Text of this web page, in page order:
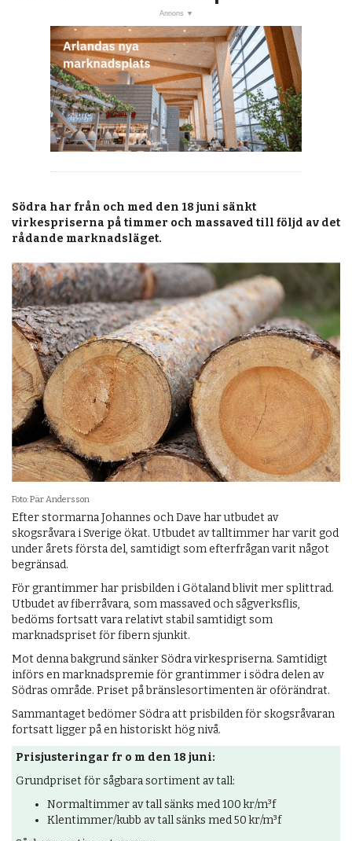
MARKNAD
PRENUMERERA
ANNONSERA
OM OSS
BUTIK
Södra har från och med den 18 juni sänkt
virkespriserna på timmer och massaved till följd av det
rådande marknadsläget.
Foto: Pär Andersson
Efter stormarna Johannes och Dave har utbudet av
skogsråvara i Sverige ökat. Utbudet av talltimmer har varit god
under årets första del, samtidigt som efterfrågan varit något
begränsad.
För grantimmer har prisbilden i Götaland blivit mer splittrad.
Utbudet av fiberråvara, som massaved och sågverksflis,
bedöms fortsatt vara relativt stabil samtidigt som
marknadspriset för fibern sjunkit.
Mot denna bakgrund sänker Södra virkespriserna. Samtidigt
införs en marknadspremie för grantimmer i södra delen av
Södras område. Priset på bränslesortimenten är oförändrat.
Sammantaget bedömer Södra att prisbilden för skogsråvaran
fortsatt ligger på en historiskt hög nivå.
Prisjusteringar fr o m den 18 juni:
Grundpriset för sågbara sortiment​ av tall:
Normaltimmer av tall​ sänks med 100 kr/m³f
Klentimmer/kubb av tall sänks med 50 kr/m³f